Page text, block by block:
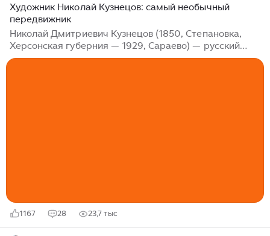
Художник Николай Кузнецов: самый необычный
передвижник
Николай Дмитриевич Кузнецов (1850, Степановка,
Херсонская губерния — 1929, Сараево) — русский
живописец, портретист и жанрист, автор ставшего
1167 28 23,7 тыс